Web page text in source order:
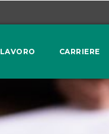
LAVORO CARRIERE